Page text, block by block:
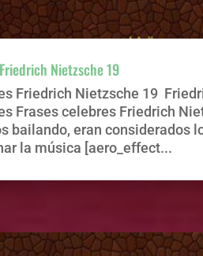
Nietzsche 19
Friedrich Nietzsche 19
Frases celebres Friedrich
bailando, eran considerados
la música [aero_effect...